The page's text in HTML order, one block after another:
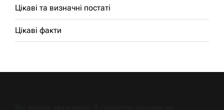
Цікаві та визначні постаті
Цікаві факти